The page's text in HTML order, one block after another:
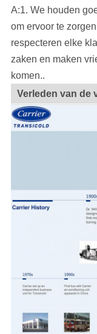
A:1. We houden
om ervoor te
respecteren elke
zaken en maken
komen..
Verleden van de